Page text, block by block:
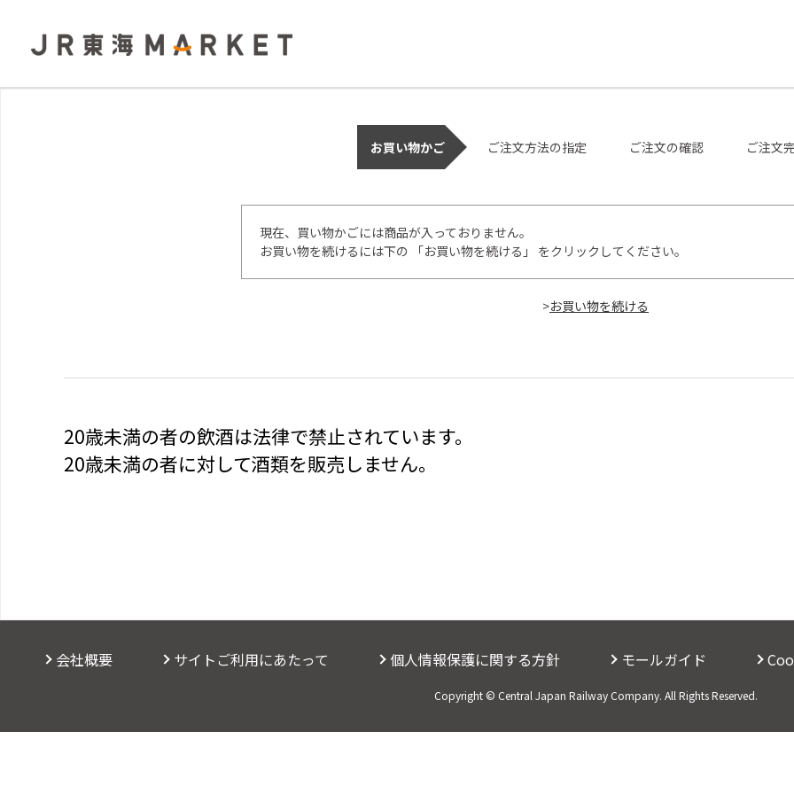
お買い物かご ご注文方法の指定 ご注文の確認 ご注文
現在、買い物かごには商品が入っておりません。
お買い物を続けるには下の 「お買い物を続ける」 をクリックしてください。
>
20歳未満の者の飲酒は法律で禁止されています。
20歳未満の者に対して酒類を販売しません。
会社概要 サイトご利用にあたって 個人情報保護に関する方針 モールガイド
Copyright © Central Japan Railway Company. All Rights Reserved.